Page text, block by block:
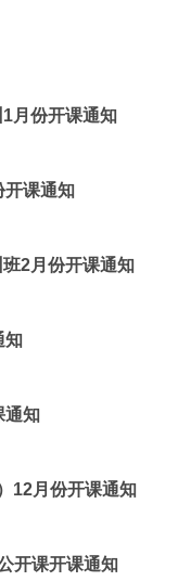
月份开课通知
开课通知
2月份开课通知
知
通知
12月份开课通知
开课开课通知